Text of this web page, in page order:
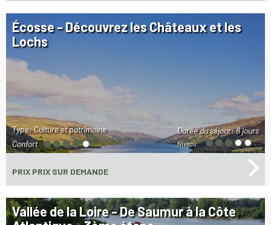
Écosse - Découvrez les Châteaux et les
Lochs
Durée du séjour:8 jours
Niveau:
Type: Culture et patrimoine
Confort
PRIX PRIX SUR DEMANDE
Vallée de la Loire - De Saumur à la Côte